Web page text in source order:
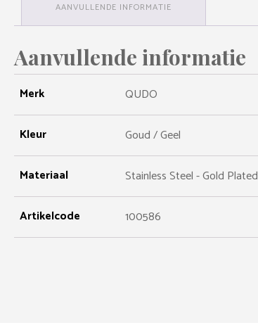
AANVULLENDE INFORMATIE
Aanvullende informatie
Merk QUDO
Kleur Goud / Geel
Materiaal Stainless Steel - Gold Plated
Artikelcode 100586